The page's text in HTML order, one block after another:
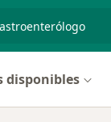
disponibles